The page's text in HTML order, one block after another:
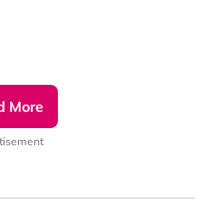
估 #取消
短视频
xuan.com.my/hotspot
More